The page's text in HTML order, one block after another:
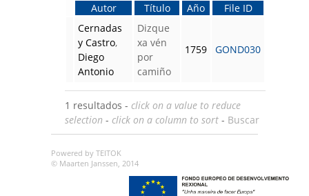
Autor
Título Año
File ID
Cernadas
y Castro,
Diego
Antonio
Dizque
xa vén
por
camiño
1759 GOND030
1 resultados - click on a value to reduce
selection - click on a column to sort - Buscar
Powered by TEITOK
© Maarten Janssen, 2014